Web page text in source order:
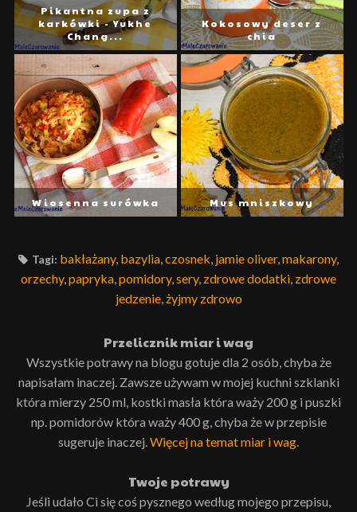
Pikantna zupa z
karkówki - Yukhe
Chang...
Kokosowy deser z
chia
Wiosenna surówka Mus mniszkowy
Tagi: bakłażany, bazylia czosnek jamie oliver, makarony,
orzechy, papryka pomidory, sery, zdrowe dodatki zdrowe
jedzenie, żyjmy zdrowo
Przelicznik miar i wag
Wszystkie potrawy na blogu gotuje dla 2 osób, chyba że
napisałam inaczej. Zawsze używam w mojej kuchni szklanki
która mierzy 250 ml, kostki masła która waży 200 g i puszki
np. pomidorów która waży 400 g, chyba że w przepisie
sugeruje inaczej. Więcej na temat miar i wag
Twoje potrawy
Jeśli udało Ci się coś pysznego według mojego przepisu,